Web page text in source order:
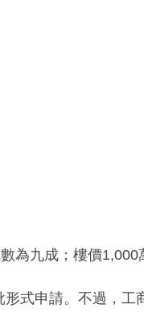
為九成；樓價1,000
式申請。不過，工